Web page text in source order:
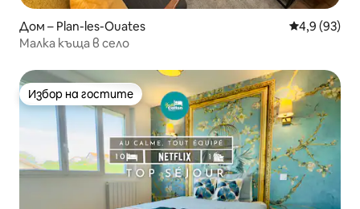
Дом – Plan-les-Ouates Средна
4,9 (93)
Малка къща в село
Избор на гостите
Избор на гостите